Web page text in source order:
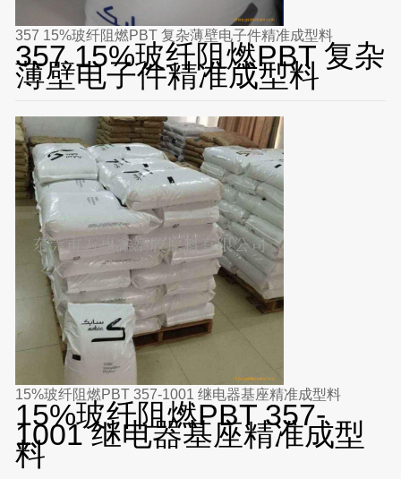
357 15%玻纤阻燃PBT 复杂薄壁电子件精准成型料
357 15%玻纤阻燃PBT 复杂
薄壁电子件精准成型料
15%玻纤阻燃PBT 357-1001 继电器基座精准成型料
15%玻纤阻燃PBT 357-
1001 继电器基座精准成型
料